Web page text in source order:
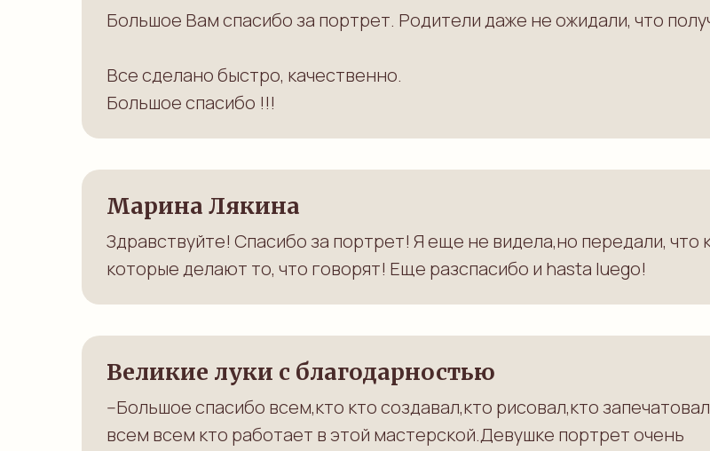
Большое Вам спасибо за портрет. Родители даже не ожидали, что
Все сделано быстро, качественно.
Большое спасибо !!!
Марина Лякина
Здравствуйте! Спасибо за портрет! Я еще не видела,но передали,
которые делают то, что говорят! Еще разспасибо и hasta luego!
Великие луки с благодарностью
--Большое спасибо всем,кто кто создавал,кто рисовал,кто
всем всем кто работает в этой мастерской.Девушке портрет очень